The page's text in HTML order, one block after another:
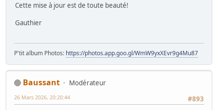
Cette mise à jour est de toute beauté!
Gauthier
P'tit album Photos: https://photos.app.goo.gl/WmW9yxXEvr9g4Mu87
Baussant
Modérateur
#893
26 Mars 2026, 20:20:44